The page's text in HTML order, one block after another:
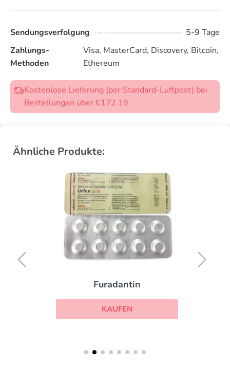
Sendungsverfolgung
5-9 Tage
Zahlungs-
Methoden
Visa, MasterCard, Discovery, Bitcoin,
Ethereum
Kostenlose Lieferung (per Standard-Luftpost) bei
Bestellungen über €172.19
Ähnliche Produkte:
Furadantin
KAUFEN